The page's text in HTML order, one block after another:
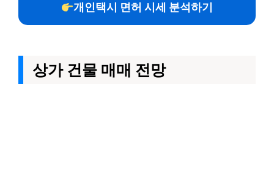
개인택시 면허 시세 분석하기
상가 건물 매매 전망